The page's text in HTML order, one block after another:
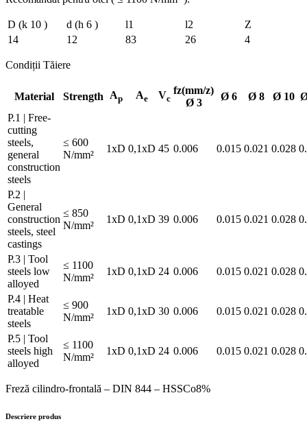
D (k 10 ) d (h 6 ) l1 l2
Z
14
12 83 26 4
Condiții Tăiere
Material Strength Ap Ae Vc
fz(mm/z)
Ø 3
Ø 6 Ø 8 Ø 10
P.1 | Free-
cutting
steels,
general
construction
steels
≤ 600
N/mm²
1xD 0,1xD 45 0.006 0.015 0.021 0.028
P.2 |
General
construction
steels, steel
castings
≤ 850
N/mm²
1xD 0,1xD 39 0.006 0.015 0.021 0.028
P.3 | Tool
steels low
alloyed
≤ 1100
N/mm²
1xD 0,1xD 24 0.006 0.015 0.021 0.028
P.4 | Heat
treatable
steels
≤ 900
N/mm²
1xD 0,1xD 30 0.006 0.015 0.021 0.028
P.5 | Tool
steels high
alloyed
≤ 1100
N/mm²
1xD 0,1xD 24 0.006 0.015 0.021 0.028
Freză cilindro-frontală – DIN 844 – HSSCo8%
Descriere produs